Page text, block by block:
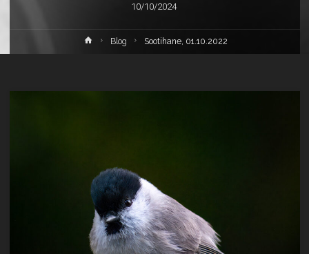
10/10/2024
HomeBlog Sootihane, 01.10.2022